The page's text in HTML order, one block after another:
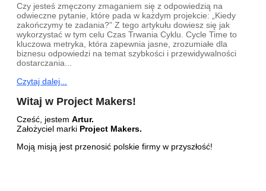
Czy jesteś zmęczony zmaganiem się z odpowiedzią na
odwieczne pytanie, które pada w każdym projekcie: „Kiedy
zakończymy te zadania?” Z tego artykułu dowiesz się jak
wykorzystać w tym celu Czas Trwania Cyklu. Cycle Time to
kluczowa metryka, która zapewnia jasne, zrozumiałe dla
biznesu odpowiedzi na temat szybkości i przewidywalności
dostarczania...
Czytaj dalej...
Witaj w Project Makers!
Cześć, jestem Artur.
Założyciel marki Project Makers.
Moją misją jest przenosić polskie firmy w przyszłość!